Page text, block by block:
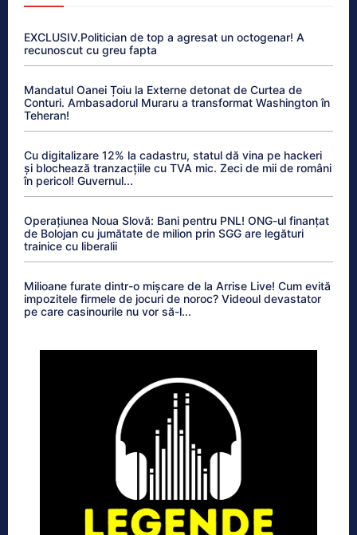
EXCLUSIV.Politician de top a agresat un octogenar! A
recunoscut cu greu fapta
Mandatul Oanei Țoiu la Externe detonat de Curtea de
Conturi. Ambasadorul Muraru a transformat Washington în
Teheran!
Cu digitalizare 12% la cadastru, statul dă vina pe hackeri
și blochează tranzacțiile cu TVA mic. Zeci de mii de români
în pericol! Guvernul...
Operațiunea Noua Slovă: Bani pentru PNL! ONG-ul finanțat
de Bolojan cu jumătate de milion prin SGG are legături
trainice cu liberalii
Milioane furate dintr-o mișcare de la Arrise Live! Cum evită
impozitele firmele de jocuri de noroc? Videoul devastator
pe care casinourile nu vor să-l...